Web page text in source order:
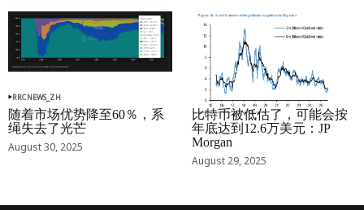
RRCNEWS_ZH
随着市场优势降至60％，系
绳失去了光芒
August 30, 2025
RRCNEWS_ZH
比特币被低估了，可能会按
年底达到12.6万美元：JP
Morgan
August 29, 2025